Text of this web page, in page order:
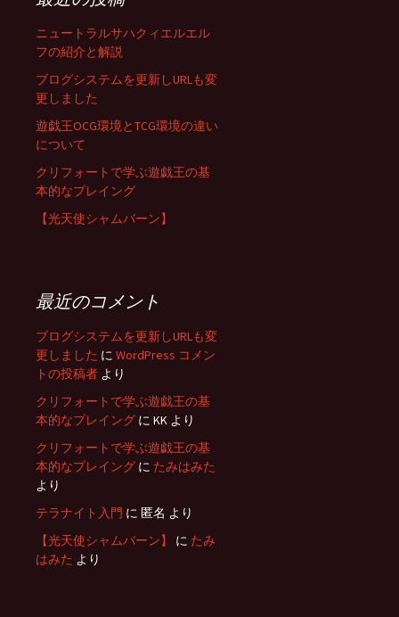
ニュートラルサハクィエルエル
フの紹介と解説
ブログシステムを更新しURLも変
更しました
遊戯王OCG環境とTCG環境の違い
について
クリフォートで学ぶ遊戯王の基
本的なプレイング
【光天使シャムバーン】
最近のコメント
ブログシステムを更新しURLも変
更しました に WordPress コメン
トの投稿者 より
クリフォートで学ぶ遊戯王の基
本的なプレイング に KK より
クリフォートで学ぶ遊戯王の基
本的なプレイング に たみはみた
より
テラナイト入門 に 匿名 より
【光天使シャムバーン】
に たみ
はみた より